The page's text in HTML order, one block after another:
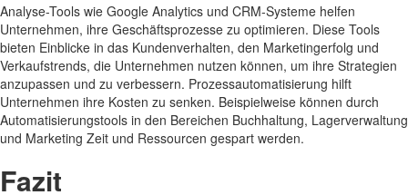
Analyse-Tools wie Google Analytics und CRM-Systeme helfen
Unternehmen, ihre Geschäftsprozesse zu optimieren. Diese Tools
bieten Einblicke in das Kundenverhalten, den Marketingerfolg und
Verkaufstrends, die Unternehmen nutzen können, um ihre Strategien
anzupassen und zu verbessern. Prozessautomatisierung hilft
Unternehmen ihre Kosten zu senken. Beispielweise können durch
Automatisierungstools in den Bereichen Buchhaltung, Lagerverwaltung
und Marketing Zeit und Ressourcen gespart werden.
Fazit